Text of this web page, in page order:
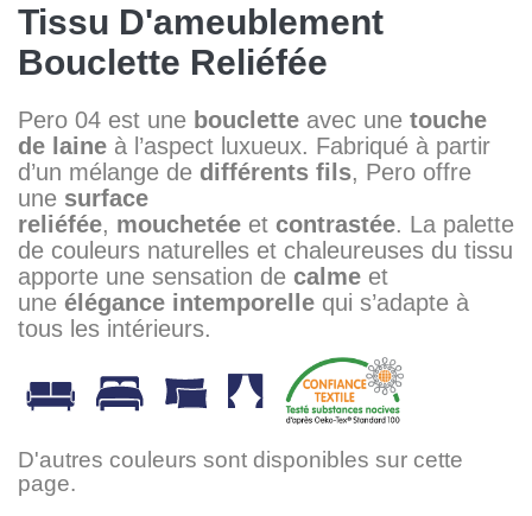
Tissu D'ameublement
Bouclette Reliéfée
Pero 04 est une bouclette avec une touche
de laine à l’aspect luxueux. Fabriqué à partir
d’un mélange de différents fils, Pero offre
une surface
reliéfée, mouchetée et contrastée. La palette
de couleurs naturelles et chaleureuses du tissu
apporte une sensation de calme et
une élégance intemporelle qui s’adapte à
tous les intérieurs.
D'autres couleurs sont disponibles sur cette
page.